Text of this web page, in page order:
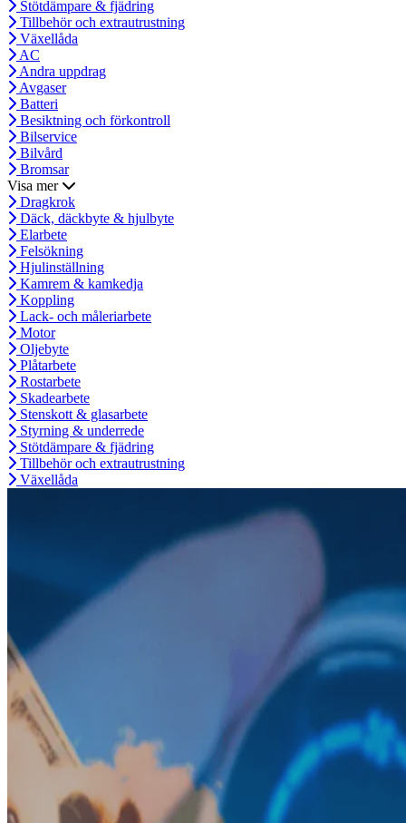
Stötdämpare & fjädring
Tillbehör och extrautrustning
Växellåda
AC
Andra uppdrag
Avgaser
Batteri
Besiktning och förkontroll
Bilservice
Bilvård
Bromsar
Visa mer
Dragkrok
Däck, däckbyte & hjulbyte
Elarbete
Felsökning
Hjulinställning
Kamrem & kamkedja
Koppling
Lack- och måleriarbete
Motor
Oljebyte
Plåtarbete
Rostarbete
Skadearbete
Stenskott & glasarbete
Styrning & underrede
Stötdämpare & fjädring
Tillbehör och extrautrustning
Växellåda